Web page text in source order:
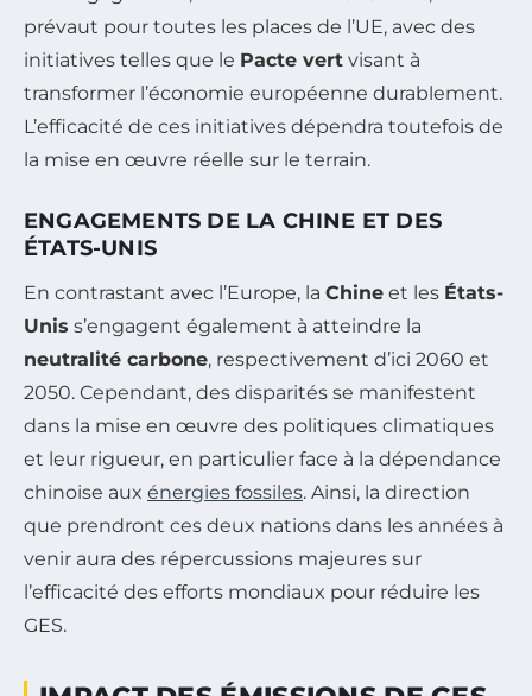
prévaut pour toutes les places de l’UE, avec des
initiatives telles que le Pacte vert visant à
transformer l’économie européenne durablement.
L’efficacité de ces initiatives dépendra toutefois de
la mise en œuvre réelle sur le terrain.
ENGAGEMENTS DE LA CHINE ET DES
ÉTATS-UNIS
En contrastant avec l’Europe, la Chine et les États-
Unis s’engagent également à atteindre la
neutralité carbone, respectivement d’ici 2060 et
2050. Cependant, des disparités se manifestent
dans la mise en œuvre des politiques climatiques
et leur rigueur, en particulier face à la dépendance
chinoise aux énergies fossiles. Ainsi, la direction
que prendront ces deux nations dans les années à
venir aura des répercussions majeures sur
l’efficacité des efforts mondiaux pour réduire les
GES.